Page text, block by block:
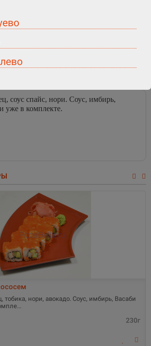
отзыв
соус спайс, нори. Соус, имбирь,
уже в комплекте.
тобика, нори, авокадо. Соус, имбирь, Васаби
230г